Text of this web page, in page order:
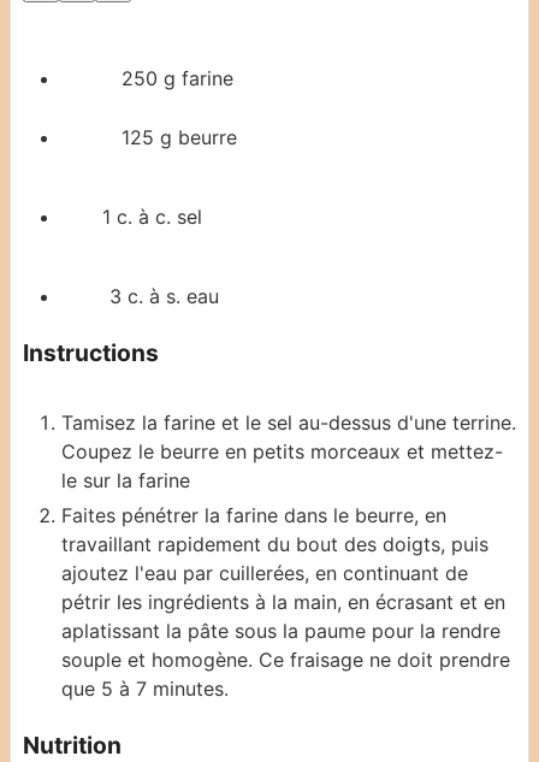
250 g farine
125 g beurre
1 c. à c. sel
3 c. à s. eau
Instructions
Tamisez la farine et le sel au-dessus d'une terrine.
Coupez le beurre en petits morceaux et mettez-
le sur la farine
Faites pénétrer la farine dans le beurre, en
travaillant rapidement du bout des doigts, puis
ajoutez l'eau par cuillerées, en continuant de
pétrir les ingrédients à la main, en écrasant et en
aplatissant la pâte sous la paume pour la rendre
souple et homogène. Ce fraisage ne doit prendre
que 5 à 7 minutes.
Nutrition